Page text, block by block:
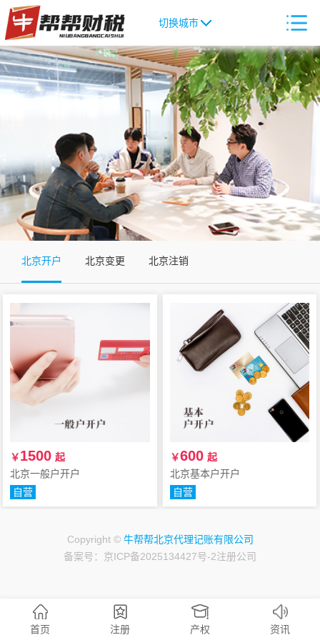
切换城市
北京开户 北京变更 北京注销
￥1500 起
北京一般户开户
自营
￥600 起
北京基本户开户
自营
Copyright © 牛帮帮北京代理记账有限公司
备案号：京ICP备2025134427号-2注册公司
首页 注册 产权 资讯